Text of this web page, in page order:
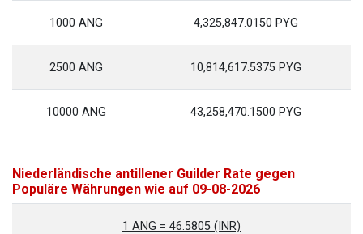
1000 ANG 4,325,847.0150 PYG
2500 ANG 10,814,617.5375 PYG
10000 ANG 43,258,470.1500 PYG
Niederländische antillener Guilder Rate gegen
Populäre Währungen wie auf 09-08-2026
1 ANG = 46.5805 (INR)